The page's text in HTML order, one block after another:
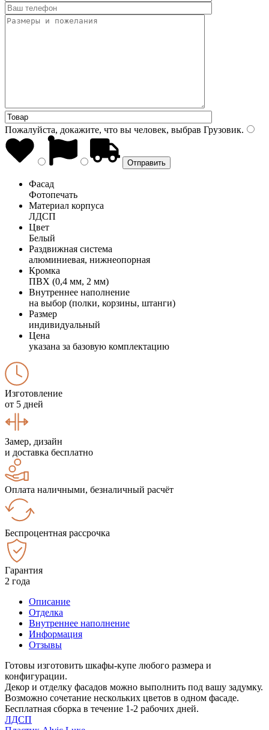
Пожалуйста, докажите, что вы человек, выбрав Грузовик.
Фасад
Фотопечать
Материал корпуса
ЛДСП
Цвет
Белый
Раздвижная система
алюминиевая, нижнеопорная
Кромка
ПВХ (0,4 мм, 2 мм)
Внутреннее наполнение
на выбор (полки, корзины, штанги)
Размер
индивидуальный
Цена
указана за базовую комплектацию
Изготовление
от 5 дней
Замер, дизайн
и доставка бесплатно
Оплата наличными, безналичный расчёт
Беспроцентная рассрочка
Гарантия
2 года
Описание
Отделка
Внутреннее наполнение
Информация
Отзывы
Готовы изготовить шкафы-купе любого размера и
конфигурации.
Декор и отделку фасадов можно выполнить под вашу задумку.
Возможно сочетание нескольких цветов в одном фасаде.
Бесплатная сборка в течение 1-2 рабочих дней.
ЛДСП